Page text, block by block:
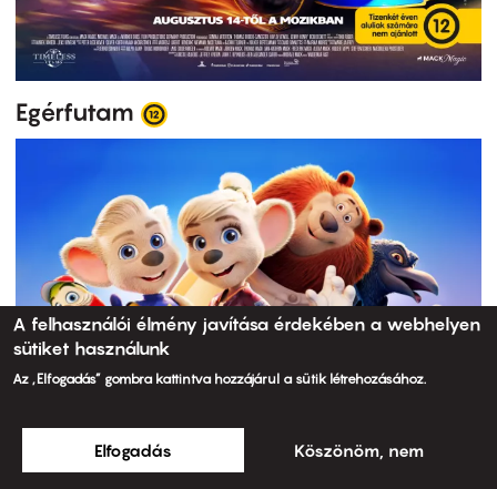
Egérfutam
A felhasználói élmény javítása érdekében a webhelyen
sütiket használunk
Az „Elfogadás” gombra kattintva hozzájárul a sütik létrehozásához.
Elfogadás Köszönöm, nem